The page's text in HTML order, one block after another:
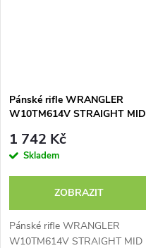
Pánské rifle WRANGLER
W10TM614V STRAIGHT MID
1 742 Kč
Skladem
ZOBRAZIT
Pánské rifle WRANGLER
W10TM614V STRAIGHT MID